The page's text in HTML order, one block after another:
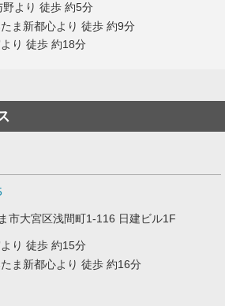
より 徒歩 約5分
ま新都心より 徒歩 約9分
り 徒歩 約18分
市大宮区浅間町1-116 日建ビル1F
り 徒歩 約15分
ま新都心より 徒歩 約16分